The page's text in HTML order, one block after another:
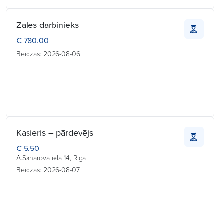
Zāles darbinieks
€ 780.00
Beidzas: 2026-08-06
Kasieris – pārdevējs
€ 5.50
A.Saharova iela 14, Rīga
Beidzas: 2026-08-07